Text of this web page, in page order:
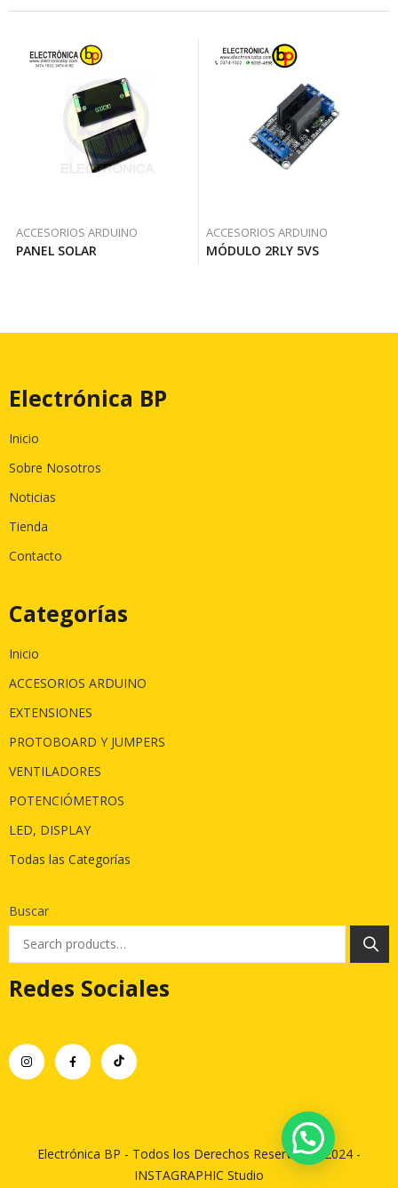
ACCESORIOS ARDUINO
PANEL SOLAR
ACCESORIOS ARDUINO
MÓDULO 2RLY 5VS
Electrónica BP
Inicio
Sobre Nosotros
Noticias
Tienda
Contacto
Categorías
Inicio
ACCESORIOS ARDUINO
EXTENSIONES
PROTOBOARD Y JUMPERS
VENTILADORES
POTENCIÓMETROS
LED, DISPLAY
Todas las Categorías
Buscar
Redes Sociales
Electrónica BP - Todos los Derechos Reservados 2024 -
INSTAGRAPHIC Studio